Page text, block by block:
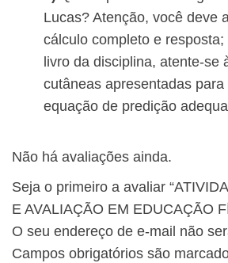
Lucas? Atenção, você deve
cálculo completo e resposta;
livro da disciplina, atente-se
cutâneas apresentadas
equação de predição
Não há avaliações ainda.
Seja o primeiro a avaliar
E AVALIAÇÃO EM EDUCAÇÃO
O seu endereço de e-mail não
Campos obrigatórios são